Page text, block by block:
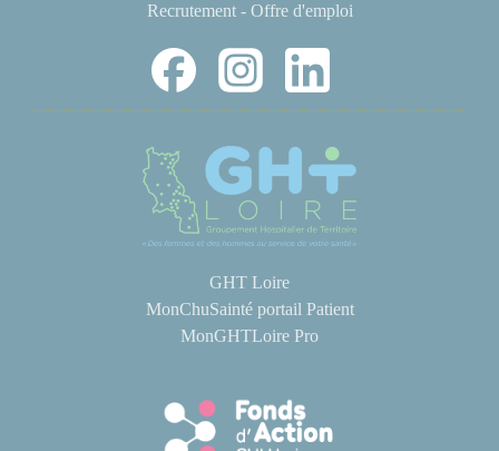
Recrutement - Offre d'emploi
GHT Loire
MonChuSainté portail Patient
MonGHTLoire Pro